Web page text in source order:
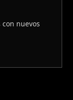
nuevos